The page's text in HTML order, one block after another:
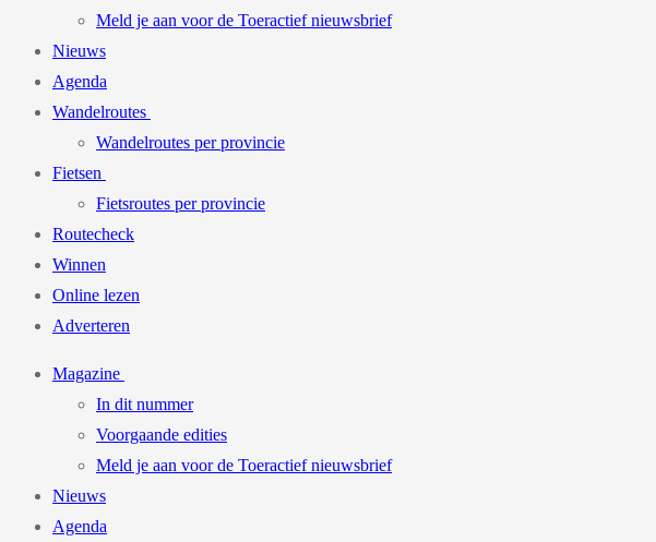
Meld je aan voor de Toeractief nieuwsbrief
Nieuws
Agenda
Wandelroutes
Wandelroutes per provincie
Fietsen
Fietsroutes per provincie
Routecheck
Winnen
Online lezen
Adverteren
Magazine
In dit nummer
Voorgaande edities
Meld je aan voor de Toeractief nieuwsbrief
Nieuws
Agenda